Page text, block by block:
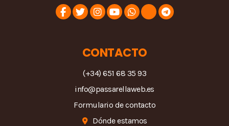
CONTACTO
(+34) 651 68 35 93
info@passarellaweb.es
Formulario de contacto
Dónde estamos